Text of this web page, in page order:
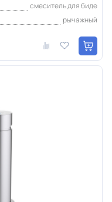
смеситель для биде
рычажный